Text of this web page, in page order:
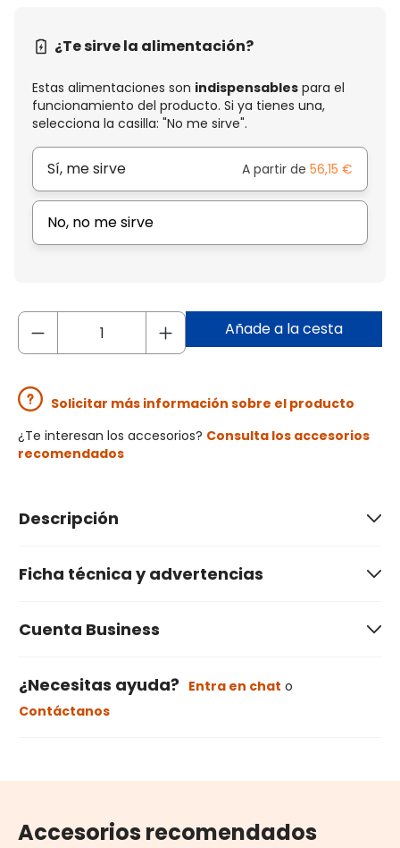
¿Te sirve la alimentación?
Estas alimentaciones son indispensables para el
funcionamiento del producto. Si ya tienes una,
selecciona la casilla: "No me sirve".
Sí, me sirve A partir de 56,15 €
No, no me sirve
Añade a la cesta
Solicitar más información sobre el producto
¿Te interesan los accesorios? Consulta los accesorios
recomendados
Descripción
Ficha técnica y advertencias
Cuenta Business
¿Necesitas ayuda? Entra en chat o
Contáctanos
Accesorios recomendados